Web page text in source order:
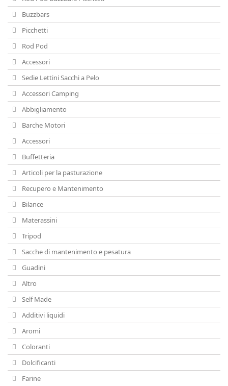
Buzzbars
Picchetti
Rod Pod
Accessori
Sedie Lettini Sacchi a Pelo
Accessori Camping
Abbigliamento
Barche Motori
Accessori
Buffetteria
Articoli per la pasturazione
Recupero e Mantenimento
Bilance
Materassini
Tripod
Sacche di mantenimento e pesatura
Guadini
Altro
Self Made
Additivi liquidi
Aromi
Coloranti
Dolcificanti
Farine